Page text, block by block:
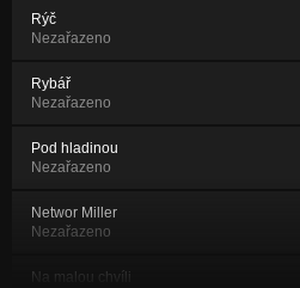
Rýč
Nezařazeno
Rybář
Nezařazeno
Pod hladinou
Nezařazeno
Networ Miller
Nezařazeno
Na malou chvíli